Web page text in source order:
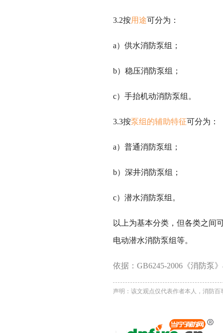
3.2按用途可分为：
a）供水消防泵组；
b）稳压消防泵组；
c）手抬机动消防泵组。
3.3按泵组的辅助特征可分为：
a）普通消防泵组；
b）深井消防泵组；
c）潜水消防泵组。
以上为基本分类，但各类之间
电动潜水消防泵组等。
依据：GB6245-2006《消防泵
声明：该文观点仅代表作者本人，消防